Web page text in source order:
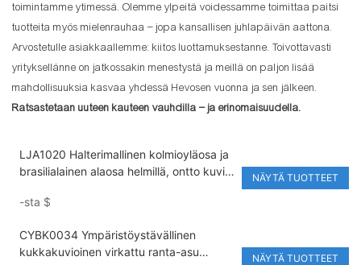
toimintamme ytimessä. Olemme ylpeitä voidessamme toimittaa paitsi
tuotteita myös mielenrauhaa – jopa kansallisen juhlapäivän aattona.
Arvostetulle asiakkaallemme: kiitos luottamuksestanne. Toivottavasti
yrityksellänne on jatkossakin menestystä ja meillä on paljon lisää
mahdollisuuksia kasvaa yhdessä Hevosen vuonna ja sen jälkeen.
Ratsastetaan uuteen kauteen vauhdilla – ja erinomaisuudella.
LJA1020 Halterimallinen kolmioyläosa ja
brasilialainen alaosa helmillä, ontto kuvio
ranta-uimamekkoon ja bikinisettiin
-sta $
NÄYTÄ TUOTTEET
CYBK0034 Ympäristöystävällinen
kukkakuvioinen virkattu ranta-asu
NÄYTÄ TUOTTEET